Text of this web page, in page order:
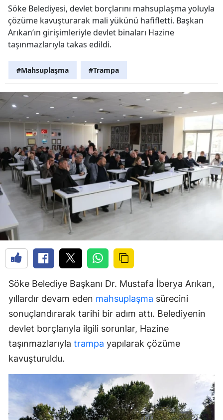
Söke Belediyesi, devlet borçlarını mahsuplaşma yoluyla
çözüme kavuşturarak mali yükünü hafifletti. Başkan
Arıkan’ın girişimleriyle devlet binaları Hazine
taşınmazlarıyla takas edildi.
#Mahsuplaşma #Trampa
Söke Belediye Başkanı Dr. Mustafa İberya Arıkan,
yıllardır devam eden mahsuplaşma sürecini
sonuçlandırarak tarihi bir adım attı. Belediyenin
devlet borçlarıyla ilgili sorunlar, Hazine
taşınmazlarıyla trampa yapılarak çözüme
kavuşturuldu.